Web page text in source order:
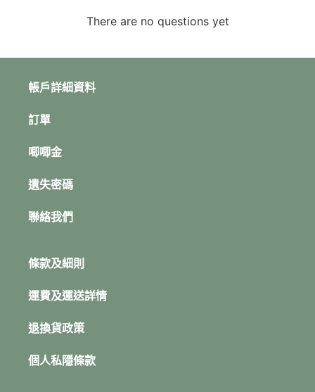
There are no questions yet
帳戶詳細資料
訂單
唧唧金
遺失密碼
聯絡我們
條款及細則
運費及運送詳情
退換貨政策
個人私隱條款